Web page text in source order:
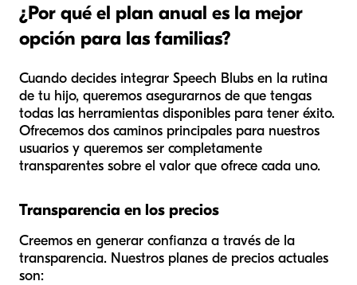
¿Por qué el plan anual es la mejor
opción para las familias?
Cuando decides integrar Speech Blubs en la rutina
de tu hijo, queremos asegurarnos de que tengas
todas las herramientas disponibles para tener éxito.
Ofrecemos dos caminos principales para nuestros
usuarios y queremos ser completamente
transparentes sobre el valor que ofrece cada uno.
Transparencia en los precios
Creemos en generar confianza a través de la
transparencia. Nuestros planes de precios actuales
son: